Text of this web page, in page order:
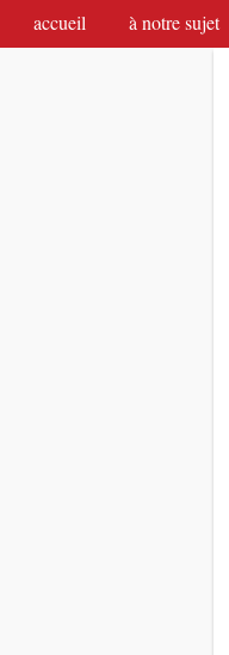
accueil à notre sujet